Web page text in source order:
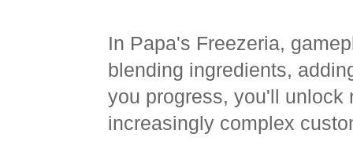
In Papa's Freezeria,
blending ingredients,
you progress, you'll unlock
increasingly complex